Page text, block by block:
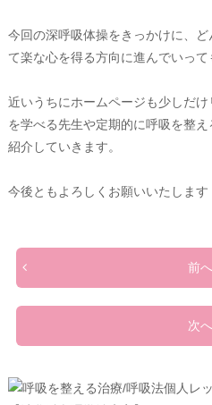
今回の深呼吸体操をきっかけに、
て楽な心を得る方向に進んでいって
近いうちにホームページも少しだ
を学べる先生や定期的に呼吸を整
紹介していきます。
今後ともよろしくお願いいたします
前へ
次へ